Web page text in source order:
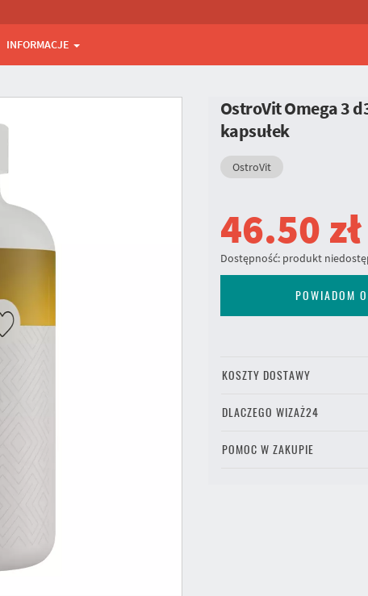
INFORMACJE
OstroVit Omega 3
kapsułek
OstroVit
46.50 zł
Dostępność: produkt
POWIADOM
KOSZTY DOSTAWY
DLACZEGO WIZAŻ24
POMOC W ZAKUPIE